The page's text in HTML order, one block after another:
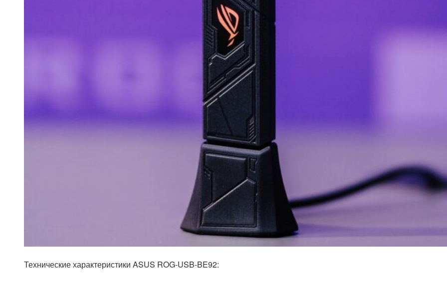
Технические характеристики ASUS ROG-USB-BE92: